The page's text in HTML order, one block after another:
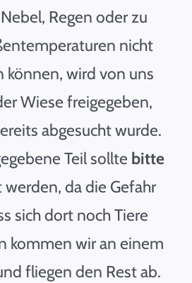
Regen oder zu
nicht
können, wird von uns
Wiese freigegeben,
abgesucht wurde.
Teil sollte bitte
da die Gefahr
sich dort noch Tiere
kommen wir an einem
fliegen den Rest ab.